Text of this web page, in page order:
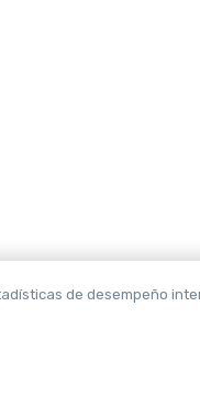
de desempeño